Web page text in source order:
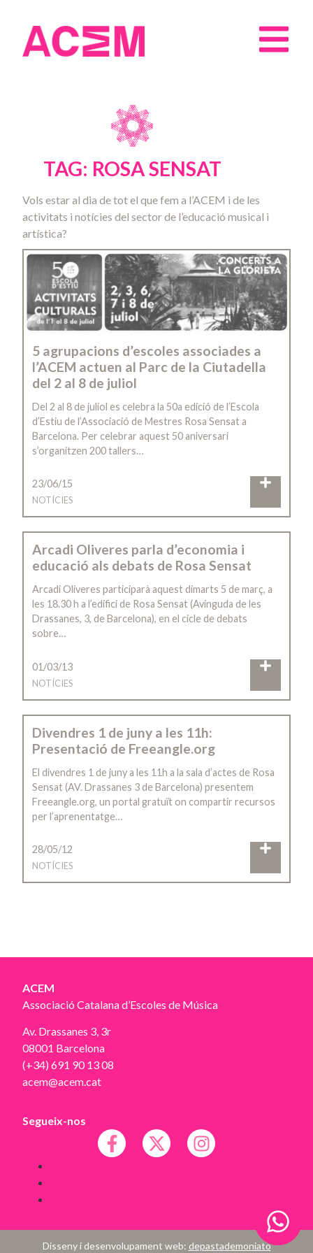
TAG: ROSA SENSAT
Vols estar al dia de tot el que fem a l’ACEM i de les
activitats i notícies del sector de l’educació musical i
artística?
5 agrupacions d’escoles associades a
l’ACEM actuen al Parc de la Ciutadella
del 2 al 8 de juliol
Del 2 al 8 de juliol es celebra la 50a edició de l’Escola
d’Estiu de l’Associació de Mestres Rosa Sensat a
Barcelona. Per celebrar aquest 50 aniversari
s’organitzen 200 tallers…
23/06/15
NOTÍCIES
Arcadi Oliveres parla d’economia i
educació als debats de Rosa Sensat
Arcadi Oliveres participarà aquest dimarts 5 de març, a
les 18.30 h a l’edifici de Rosa Sensat (Avinguda de les
Drassanes, 3, de Barcelona), en el cicle de debats
sobre…
01/03/13
NOTÍCIES
Divendres 1 de juny a les 11h:
Presentació de Freeangle.org
El divendres 1 de juny a les 11h a la sala d’actes de Rosa
Sensat (AV. Drassanes 3 de Barcelona) presentem
Freeangle.org, un portal gratuït on compartir recursos
per l’aprenentatge…
28/05/12
NOTÍCIES
ACEM
Associació Catalana d’Escoles de Música
Av. Drassanes 3, 3r
08001 Barcelona
(+34) 691 90 13 08
acem@acem.cat
Segueix-nos
Disseny i desenvolupament web: depastademoniato